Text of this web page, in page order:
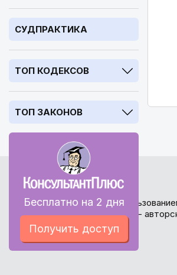
СУДПРАКТИКА
ТОП КОДЕКСОВ
ТОП ЗАКОНОВ
Бесплатно на 2 дня
Получить доступ
Перед
внимание -